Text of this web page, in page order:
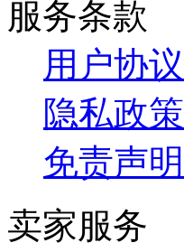
服务条款
用户协议
隐私政策
免责声明
卖家服务